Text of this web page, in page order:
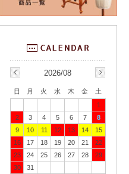
2026/08
日 月 火 水 木 金
土
1
2
3 4 5 6 7
8
9
10 11 12 13 14
15
16
17 18 19 20 21
22
23
24 25 26 27 28
29
30
31